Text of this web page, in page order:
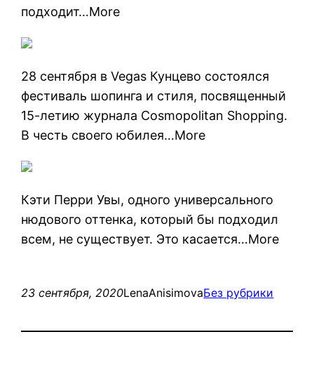
подходит…More
28 сентября в Vegas Кунцево состоялся
фестиваль шопинга и стиля, посвященный
15-летию журнала Cosmopolitan Shopping.
В честь своего юбилея…More
Кэти Перри Увы, одного универсального
нюдового оттенка, который бы подходил
всем, не существует. Это касается…More
23 сентября, 2020LenaAnisimovaБез рубрики